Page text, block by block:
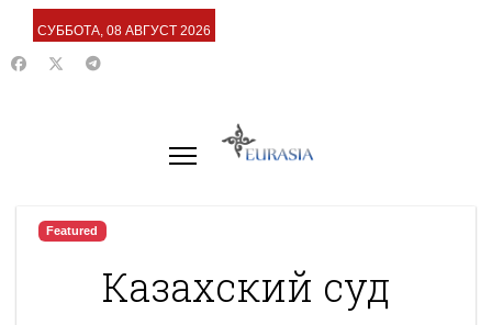
СУББОТА, 08 АВГУСТ 2026
Featured
Казахский суд